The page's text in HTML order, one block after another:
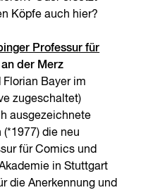
Köpfe auch hier?
Professur für
an der Merz
Bayer im
zugeschaltet)
ausgezeichnete
die neu
für Comics und
in Stuttgart
die Anerkennung und